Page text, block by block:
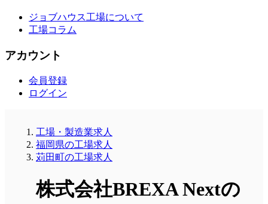
ジョブハウス工場について
工場コラム
アカウント
会員登録
ログイン
工場・製造業求人
福岡県の工場求人
苅田町の工場求人
株式会社BREXA Nextの